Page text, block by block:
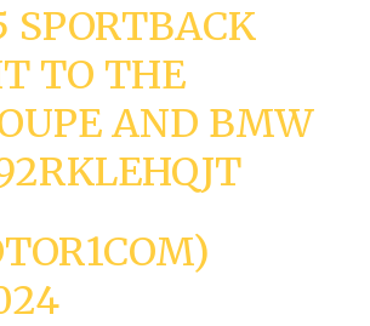
SPORTBACK
TO THE
AND BMW